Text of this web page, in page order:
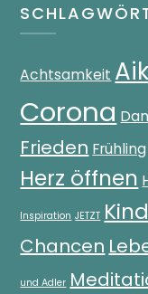
Achtsamkeit
Corona
Frieden Frühling
Herz öffnen
Inspiration JETZT
Chancen
und Adler